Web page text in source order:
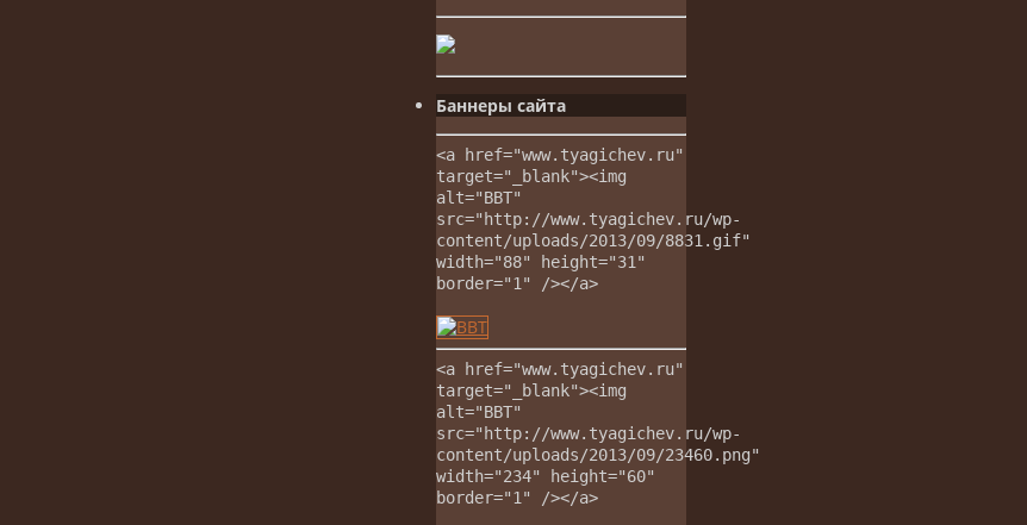
Баннеры сайта
<a href="www.tyagichev.ru"
target="_blank"><img
alt="ВВТ"
src="http://www.tyagichev.ru/wp-
content/uploads/2013/09/8831.gif"
width="88" height="31"
border="1" /></a>
<a href="www.tyagichev.ru"
target="_blank"><img
alt="ВВТ"
src="http://www.tyagichev.ru/wp-
content/uploads/2013/09/23460.png"
width="234" height="60"
border="1" /></a>